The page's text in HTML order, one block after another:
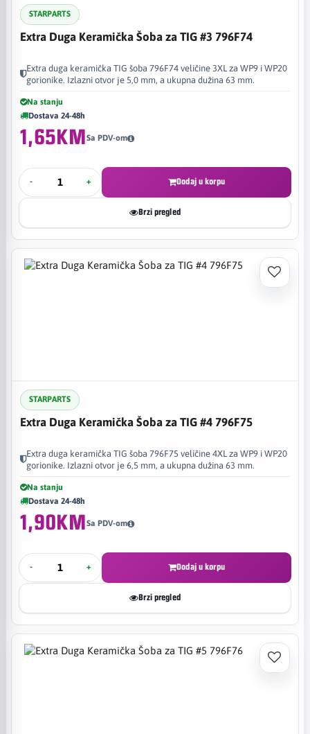
STARPARTS
Extra Duga Keramička Šoba za TIG #3 796F74
Extra duga keramička TIG šoba 796F74 veličine 3XL za WP9 i WP20
gorionike. Izlazni otvor je 5,0 mm, a ukupna dužina 63 mm.
Na stanju
Dostava 24-48h
1,65KMSa PDV-om
- + Dodaj u korpu
Brzi pregled
STARPARTS
Extra Duga Keramička Šoba za TIG #4 796F75
Extra duga keramička TIG šoba 796F75 veličine 4XL za WP9 i WP20
gorionike. Izlazni otvor je 6,5 mm, a ukupna dužina 63 mm.
Na stanju
Dostava 24-48h
1,90KMSa PDV-om
- + Dodaj u korpu
Brzi pregled